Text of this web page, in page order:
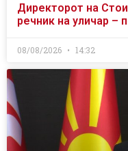
Директорот на
речник на уличар –
08/08/2026 14:32